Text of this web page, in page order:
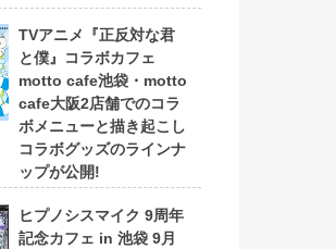
TVアニメ『正反対な君
と僕』コラボカフェ
motto cafe池袋・motto
cafe大阪2店舗でのコラ
ボメニューと描き起こし
コラボグッズのラインナ
ップが公開!
ヒプノシスマイク 9周年
記念カフェ in 池袋 9月